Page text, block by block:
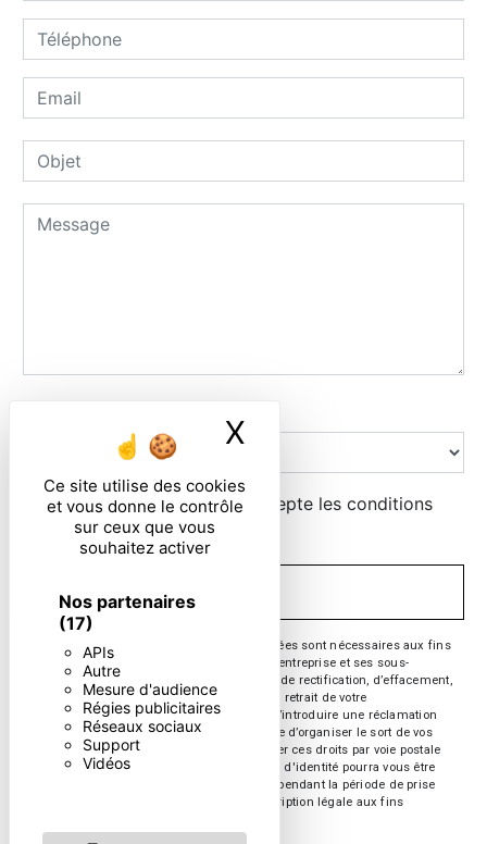
Ce site utilise des cookies
et vous donne le contrôle
sur ceux que vous
souhaitez activer
Nos partenaires
(17)
APIs
Autre
Mesure d'audience
Régies publicitaires
Réseaux sociaux
Support
Vidéos
X Masquer le
En cochant cette case, j'accepte les conditions
particulières ci-dessous **
** Les données personnelles communiquées sont nécessaires aux fins
de vous contacter. Elles sont destinées à l'entreprise et ses sous-
traitants. Vous disposez de droits d’accès, de rectification, d’effacement,
de portabilité, de limitation, d’opposition, de retrait de votre
consentement à tout moment et du droit d’introduire une réclamation
auprès d’une autorité de contrôle, ainsi que d’organiser le sort de vos
données post-mortem. Vous pouvez exercer ces droits par voie postale
ou par courrier électronique. Un justificatif d'identité pourra vous être
demandé. Nous conservons vos données pendant la période de prise
de contact puis pendant la durée de prescription légale aux fins